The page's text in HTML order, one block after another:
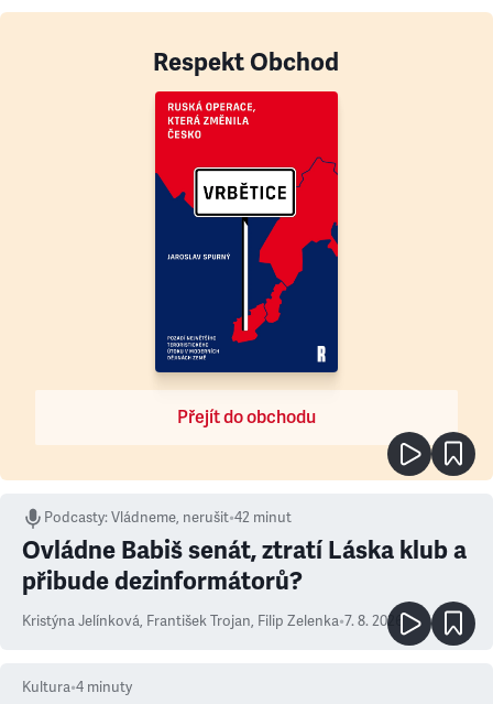
Respekt Obchod
Přejít do obchodu
Podcasty:Vládneme, nerušit•42 minut
Ovládne Babiš senát, ztratí Láska klub a
přibude dezinformátorů?
Kristýna Jelínková, František Trojan, Filip Zelenka•7. 8. 2026
Kultura•4 minuty